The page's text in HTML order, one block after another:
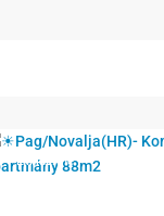
Exkluzívne